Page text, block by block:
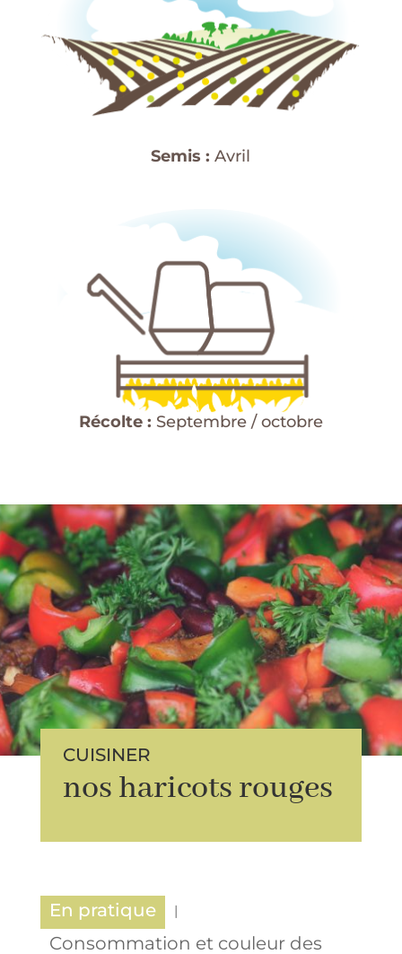
Semis : Avril
Récolte : Septembre / octobre
CUISINER
nos haricots rouges
En pratique
Consommation et couleur des